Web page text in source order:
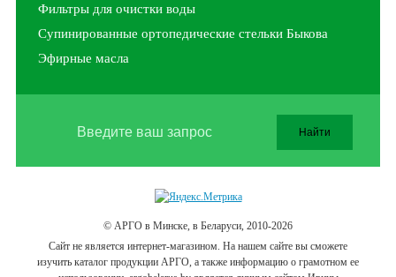
Фильтры для очистки воды
Супинированные ортопедические стельки Быкова
Эфирные масла
© АРГО в Минске, в Беларуси, 2010-2026
Cайт не является интернет-магазином. На нашем сайте вы сможете
изучить каталог продукции АРГО, а также информацию о грамотном ее